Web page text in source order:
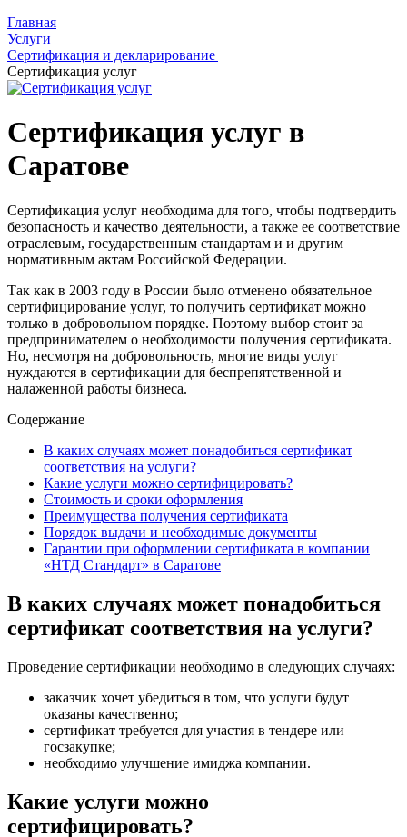
Главная
Услуги
Сертификация и декларирование
Сертификация услуг
Сертификация услуг в
Саратове
Сертификация услуг необходима для того, чтобы подтвердить
безопасность и качество деятельности, а также ее соответствие
отраслевым, государственным стандартам и и другим
нормативным актам Российской Федерации.
Так как в 2003 году в России было отменено обязательное
сертифицирование услуг, то получить сертификат можно
только в добровольном порядке. Поэтому выбор стоит за
предпринимателем о необходимости получения сертификата.
Но, несмотря на добровольность, многие виды услуг
нуждаются в сертификации для беспрепятственной и
налаженной работы бизнеса.
Содержание
В каких случаях может понадобиться сертификат
соответствия на услуги?
Какие услуги можно сертифицировать?
Стоимость и сроки оформления
Преимущества получения сертификата
Порядок выдачи и необходимые документы
Гарантии при оформлении сертификата в компании
«НТД Стандарт» в Саратове
В каких случаях может понадобиться
сертификат соответствия на услуги?
Проведение сертификации необходимо в следующих случаях:
заказчик хочет убедиться в том, что услуги будут
оказаны качественно;
сертификат требуется для участия в тендере или
госзакупке;
необходимо улучшение имиджа компании.
Какие услуги можно
сертифицировать?